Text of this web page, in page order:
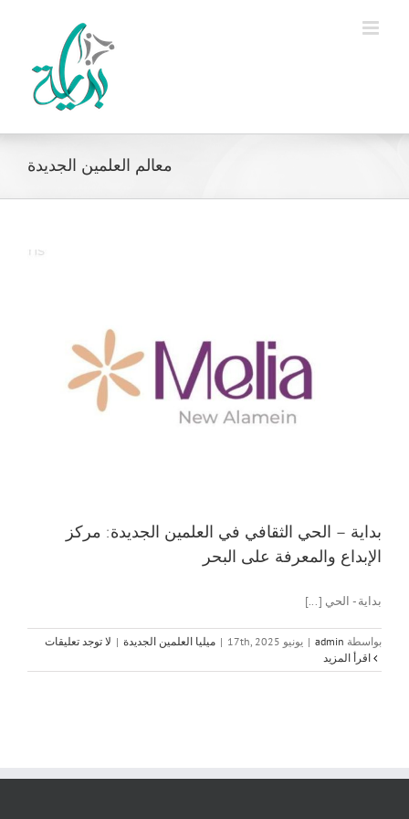
معالم العلمين الجديدة
بداية – الحي الثقافي في العلمين الجديدة: مركز
الإبداع والمعرفة على البحر
بداية - الحي [...]
بواسطة admin
| يونيو 17th, 2025 | ميليا العلمين الجديدة | لا توجد تعليقات